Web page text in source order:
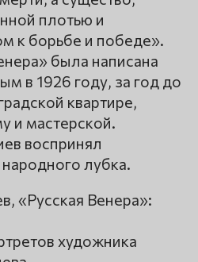
плотью и
к борьбе и победе».
была написана
в 1926 году, за год до
квартире,
и мастерской.
воспринял
лубка.
«Русская Венера»:
художника